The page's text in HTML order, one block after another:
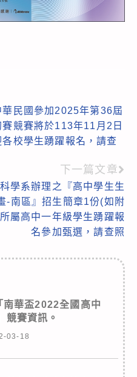
民國參加2025年第36屆
競賽將於113年11月2日
各校學生踴躍報名，請查
下一篇文章
學系辦理之『高中學生生
-南區』招生簡章1份(如附
屬高中一年級學生踴躍報
名參加甄選，請查照
南華盃2022全國高中
競賽資訊。
03-18